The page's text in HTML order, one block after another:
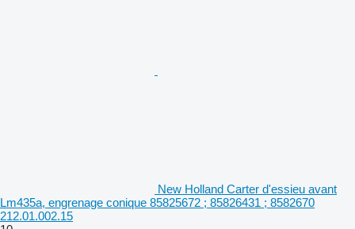
New Holland Carter d'essieu avant
Lm435a, engrenage conique 85825672 ; 85826431 ; 8582670
212.01.002.15